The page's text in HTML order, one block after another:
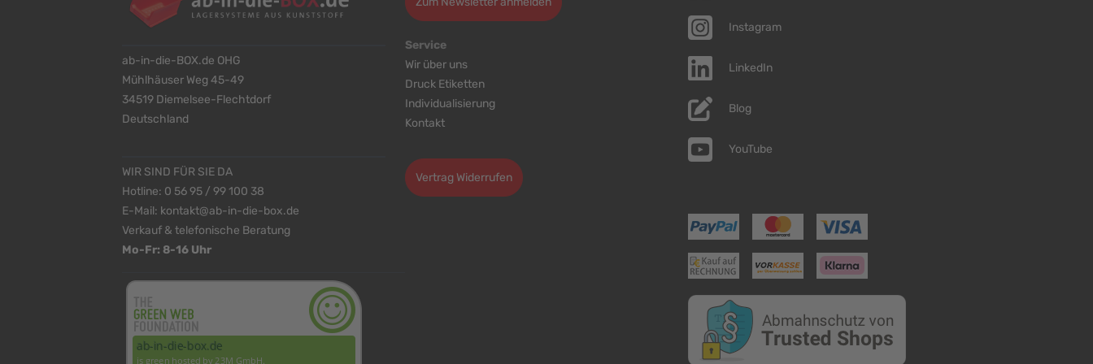
ab-in-die-BOX.de OHG
Mühlhäuser Weg 45-49
34519 Diemelsee-Flechtdorf
Deutschland
WIR SIND FÜR SIE DA
Hotline: 0 56 95 / 99 100 38
E-Mail: kontakt@ab-in-die-box.de
Verkauf & telefonische Beratung
Mo-Fr: 8-16 Uhr
Service
Wir über uns
Druck Etiketten
Individualisierung
Kontakt
Vertrag Widerrufen
Instagram
LinkedIn
Blog
YouTube